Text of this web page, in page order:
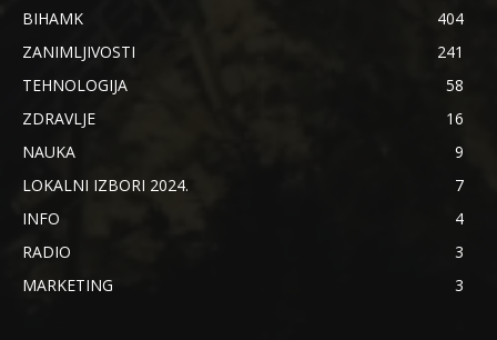
BIHAMK
404
ZANIMLJIVOSTI
241
TEHNOLOGIJA
58
ZDRAVLJE
16
NAUKA
9
LOKALNI IZBORI 2024.
7
INFO
4
RADIO
3
MARKETING
3